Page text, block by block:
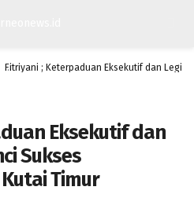
Fitriyani ; Keterpaduan Eksekutif dan
Eksekutif dan
Sukses
Timur